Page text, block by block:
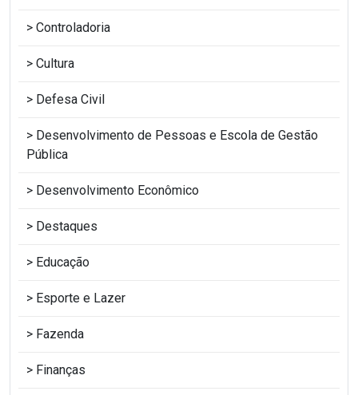
Controladoria
Cultura
Defesa Civil
Desenvolvimento de Pessoas e Escola de Gestão
Pública
Desenvolvimento Econômico
Destaques
Educação
Esporte e Lazer
Fazenda
Finanças